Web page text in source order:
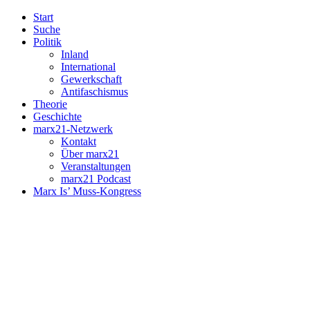
Start
Suche
Politik
Inland
International
Gewerkschaft
Antifaschismus
Theorie
Geschichte
marx21-Netzwerk
Kontakt
Über marx21
Veranstaltungen
marx21 Podcast
Marx Is’ Muss-Kongress